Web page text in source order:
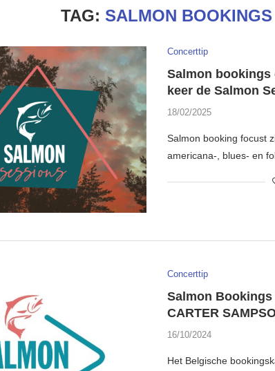
TAG: SALMON BOOKINGS
Concerttip
Salmon
keer de Salmon
18/02/2025
Salmon booking focust
americana-, blues- en
Concerttip
Salmon Bookings
CARTER
16/10/2024
Het Belgische